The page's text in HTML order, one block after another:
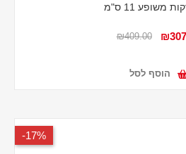
משופע 11 ס"מ
₪409.00
הוסף לסל
17%-